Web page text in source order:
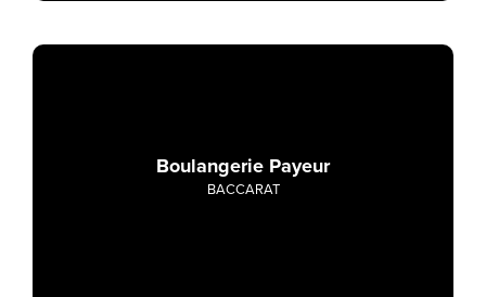
Boulangerie Payeur
BACCARAT